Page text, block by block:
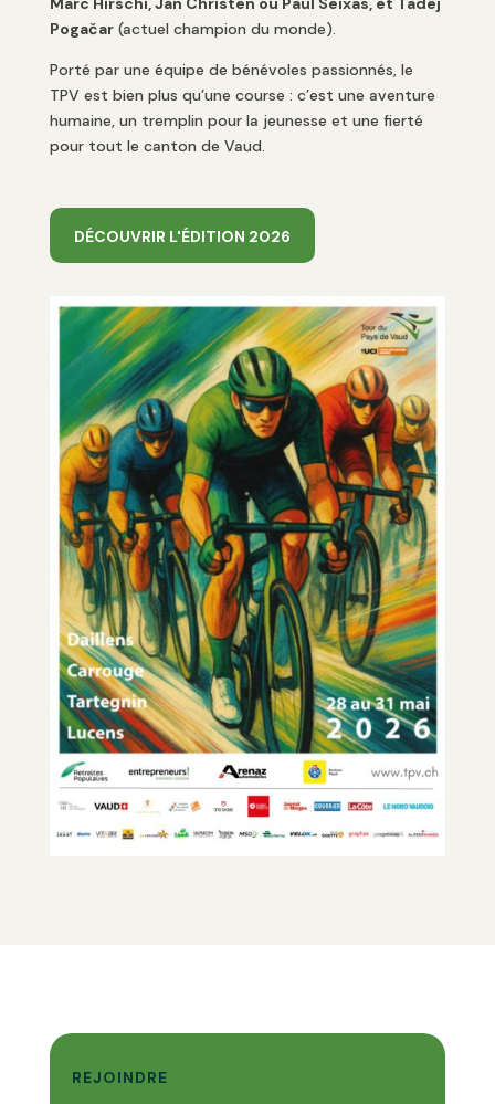
Pogačar(actuel champion du monde).
Porté par une équipe de bénévoles passionnés, le
TPV est bien plus qu’une course : c’est une aventure
humaine, un tremplin pour la jeunesse et une fierté
pour tout le canton de Vaud.
DÉCOUVRIR L'ÉDITION 2026
REJOINDRE